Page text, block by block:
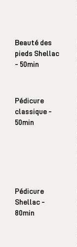
Beauté des
pieds Shellac
- 50min
Pédicure
classique -
50min
Pédicure
Shellac -
80min